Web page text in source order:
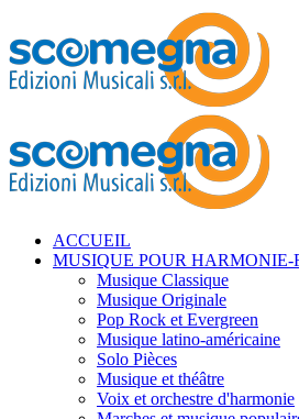
ACCUEIL
MUSIQUE POUR HARMONIE-
Musique Classique
Musique Originale
Pop Rock et Evergreen
Musique latino-américaine
Solo Pièces
Musique et théâtre
Voix et orchestre d'harmonie